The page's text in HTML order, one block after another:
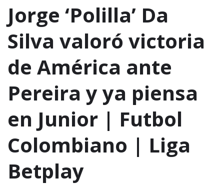
Jorge ‘Polilla’ Da
Silva valoró victoria
de América ante
Pereira y ya piensa
en Junior | Futbol
Colombiano | Liga
Betplay